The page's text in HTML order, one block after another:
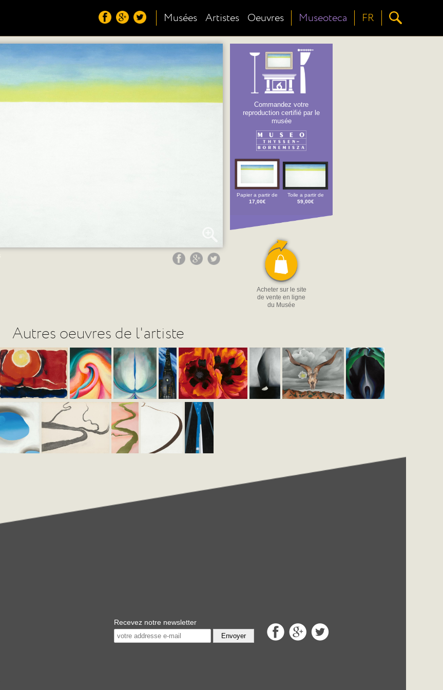
Musées Artistes Oeuvres Museoteca FR
Commandez votre
reproduction certifié par le
musée
Papier a partir de
17,00€
Toile a partir de
59,00€
Acheter sur le site
de vente en ligne
du Musée
Autres oeuvres de l'artiste
Recevez notre newsletter
Envoyer